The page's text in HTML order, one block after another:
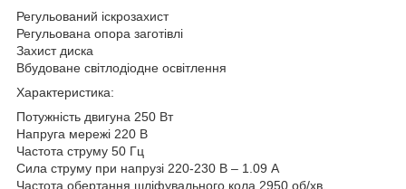
Регульований іскрозахист
Регульована опора заготівлі
Захист диска
Вбудоване світлодіодне освітлення
Характеристика:
Потужність двигуна 250 Вт
Напруга мережі 220 В
Частота струму 50 Гц
Сила струму при напрузі 220-230 В – 1.09 A
Частота обертання шліфувального кола 2950 об/хв.